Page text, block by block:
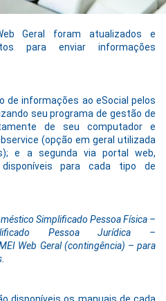
Geral foram atualizados e
para enviar informações
de informações ao eSocial pelos
seu programa de gestão de
de seu computador e
(opção em geral utilizada
e a segunda via portal web,
para cada tipo de
Simplificado Pessoa Física –
Pessoa Jurídica –
Web Geral (contingência) – para
disponíveis os manuais de cada